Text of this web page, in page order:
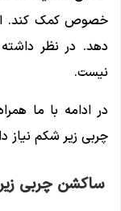
خصوص کمک کند.
دهد. در نظر
نیست.
در ادامه با ما
چربی زیر شکم نیاز
ساکشن چربی